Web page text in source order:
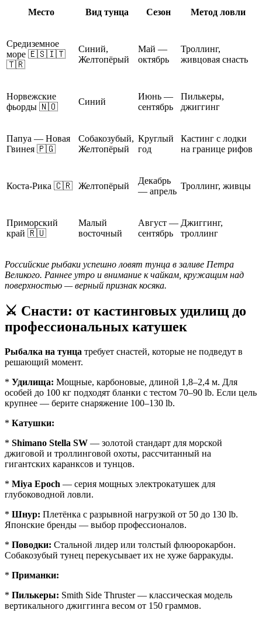
Место Вид тунца Сезон Метод ловли
Средиземное
море 🇪🇸🇮🇹
🇹🇷
Синий,
Желтопёрый
Май —
октябрь
Троллинг,
живцовая снасть
Норвежские
фьорды 🇳🇴
Синий
Июнь —
сентябрь
Пилькеры,
джиггинг
Папуа — Новая
Гвинея 🇵🇬
Собакозубый,
Желтопёрый
Круглый
год
Кастинг с лодки
на границе рифов
Коста-Рика 🇨🇷 Желтопёрый
Декабрь
— апрель
Троллинг, живцы
Приморский
край 🇷🇺
Малый
восточный
Август —
сентябрь
Джиггинг,
троллинг
Российские рыбаки успешно ловят тунца в заливе Петра
Великого. Раннее утро и внимание к чайкам, кружащим над
поверхностью — верный признак косяка.
⚔️ Снасти: от кастинговых удилищ до
профессиональных катушек
Рыбалка на тунца требует снастей, которые не подведут в
решающий момент.
* Удилища: Мощные, карбоновые, длиной 1,8–2,4 м. Для
особей до 100 кг подходят бланки с тестом 70–90 lb. Если цель
крупнее — берите снаряжение 100–130 lb.
* Катушки:
* Shimano Stella SW — золотой стандарт для морской
джиговой и троллинговой охоты, рассчитанный на
гигантских каранксов и тунцов.
* Miya Epoch — серия мощных электрокатушек для
глубоководной ловли.
* Шнур: Плетёнка с разрывной нагрузкой от 50 до 130 lb.
Японские бренды — выбор профессионалов.
* Поводки: Стальной лидер или толстый флюорокарбон.
Собакозубый тунец перекусывает их не хуже барракуды.
* Приманки:
* Пилькеры: Smith Side Thruster — классическая модель
вертикального джиггинга весом от 150 граммов.